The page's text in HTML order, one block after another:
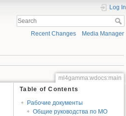
Log In
Recent Changes Media Manager
ml4gamma:wdocs:main
Table of Contents
Рабочие документы
Общие руководства по МО